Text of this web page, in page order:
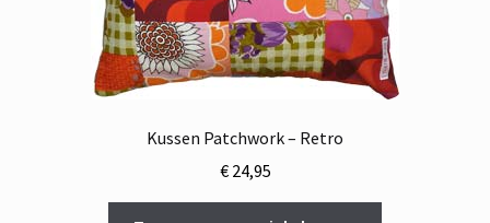
Kussen Patchwork – Retro
€24,95